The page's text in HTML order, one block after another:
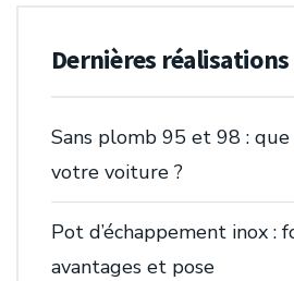
Dernières réalisations
Sans plomb 95 et 98 :
votre voiture ?
Pot d’échappement inox :
avantages et pose